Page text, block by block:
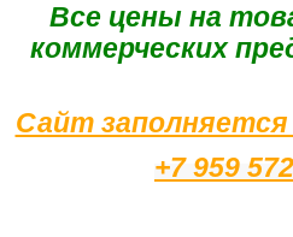
Bce цены на
коммерческих
Сайт
+7 959